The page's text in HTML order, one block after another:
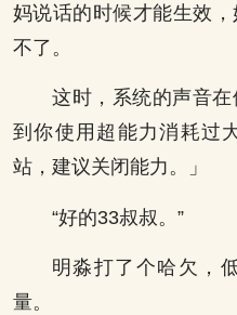
妈说话的时候才能生效
不了。
这时，系统的声音
到你使用超能力消耗过
站，建议关闭能力。」
“好的33叔叔。”
明淼打了个哈欠，
量。